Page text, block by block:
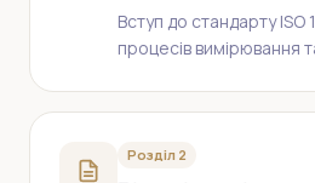
Вступ до стандарту
процесів вимірювання
17025, ISO 15189.
Розділ 2